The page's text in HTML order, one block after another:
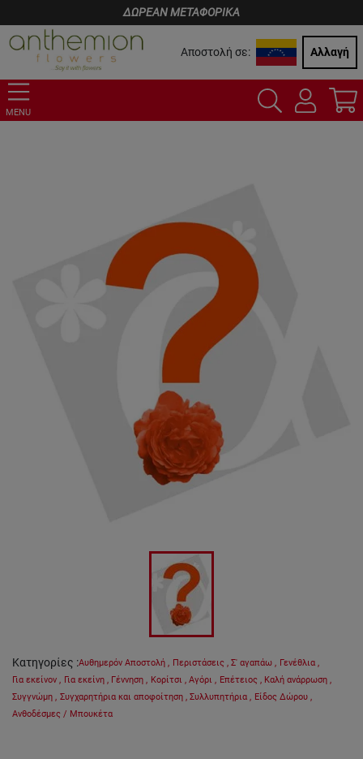
ΔΩΡΕΑΝ ΜΕΤΑΦΟΡΙΚΑ
Αποστολή σε: Αλλαγή
MENU
Κατηγορίες :Αυθημερόν Αποστολή , Περιστάσεις , Σ' αγαπάω , Γενέθλια ,
Για εκείνον , Για εκείνη , Γέννηση , Κορίτσι , Αγόρι , Επέτειος , Καλή ανάρρωση ,
Συγγνώμη , Συγχαρητήρια και αποφοίτηση , Συλλυπητήρια , Είδος Δώρου ,
Ανθοδέσμες / Μπουκέτα